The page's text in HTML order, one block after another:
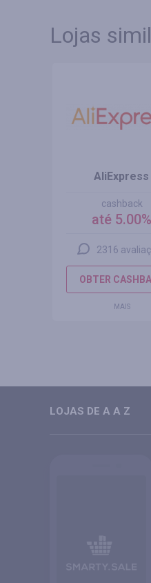
Lojas
AliExpress
cashback
até 5.00%
2316
OBTER
MAIS
LOJAS DE A A Z